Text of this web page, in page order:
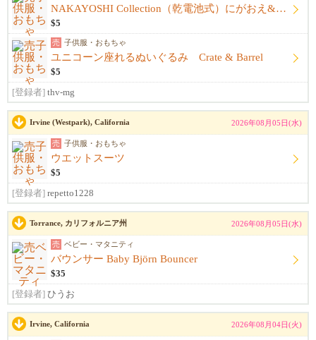
NAKAYOSHI Collection（乾電池式）にがおえ&ファッション
$5
売 子供服・おもちゃ
ユニコーン座れるぬいぐるみ Crate & Barrel
$5
[登録者] thv-mg
Irvine (Westpark), California 2026年08月05日(水)
売 子供服・おもちゃ
ウエットスーツ
$5
[登録者] repetto1228
Torrance, カリフォルニア州 2026年08月05日(水)
売 ベビー・マタニティ
バウンサー Baby Björn Bouncer
$35
[登録者] ひうお
Irvine, California 2026年08月04日(火)